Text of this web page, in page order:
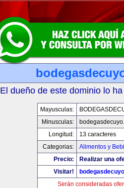
El dueño de este dominio lo
Mayusculas:
Minusculas:
Longitud:
13 caracteres
Categorias:
Alimentos y
Precio:
Realizar una
Visitar!
Serán consideradas